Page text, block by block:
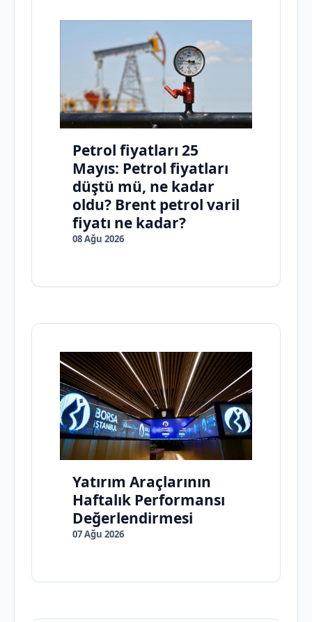
Petrol fiyatları 25
Mayıs: Petrol fiyatları
düştü mü, ne kadar
oldu? Brent petrol varil
fiyatı ne kadar?
08 Ağu 2026
Yatırım Araçlarının
Haftalık Performansı
Değerlendirmesi
07 Ağu 2026